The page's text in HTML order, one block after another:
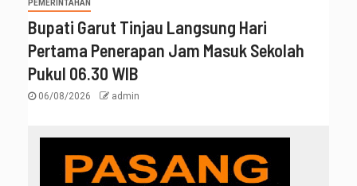
PEMERINTAHAN
Bupati Garut Tinjau Langsung Hari
Pertama Penerapan Jam Masuk Sekolah
Pukul 06.30 WIB
06/08/2026 admin